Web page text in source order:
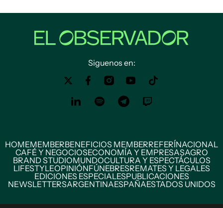
Siguenos en:
HOMEMEMBERBENEFICIOS MEMBERREFERÍNACIONAL
CAFÉ Y NEGOCIOSECONOMÍA Y EMPRESASAGRO
BRAND STUDIOMUNDOCULTURA Y ESPECTÁCULOS
LIFESTYLEOPINIÓNFÚNEBRESREMATES Y LEGALES
EDICIONES ESPECIALESPUBLICACIONES
NEWSLETTERSARGENTINAESPAÑAESTADOS UNIDOS